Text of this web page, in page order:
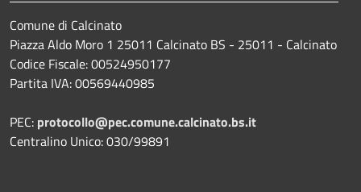
Comune di Calcinato
Piazza Aldo Moro 1 25011 Calcinato BS - 25011 - Calcinato
Codice Fiscale: 00524950177
Partita IVA: 00569440985
PEC: protocollo@pec.comune.calcinato.bs.it
Centralino Unico: 030/99891